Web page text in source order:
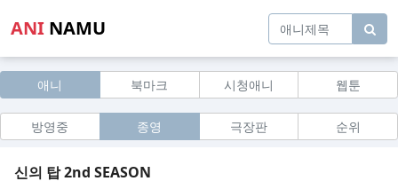
ANI NAMU
애니 북마크 시청애니 웹툰
방영중 종영 극장판 순위
신의 탑 2nd SEASON